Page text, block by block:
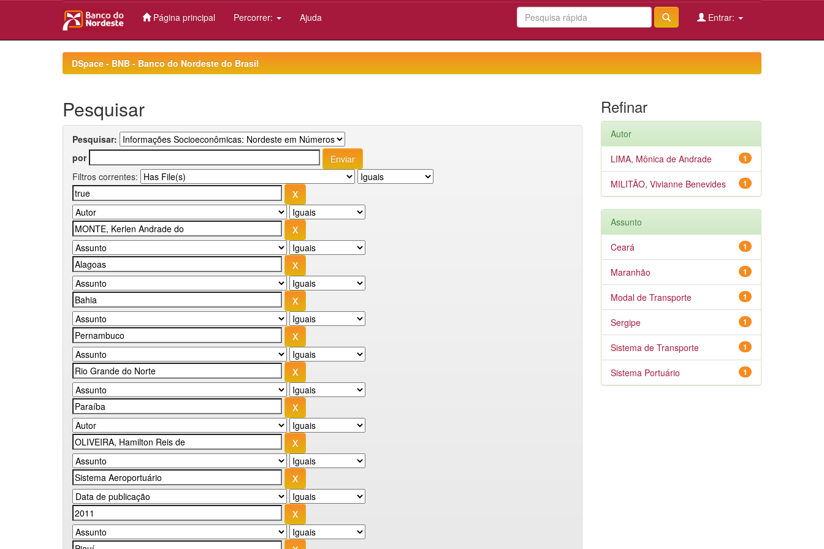
Página principal Percorrer: Ajuda Entrar:
DSpace - BNB - Banco do Nordeste do Brasil
Pesquisar
Pesquisar:
por
Filtros correntes:
Refinar
Autor
1
LIMA, Mônica de Andrade
1
MILITÃO, Vivianne Benevides
Assunto
1
Ceará
1
Maranhão
1
Modal de Transporte
1
Sergipe
1
Sistema de Transporte
1
Sistema Portuário